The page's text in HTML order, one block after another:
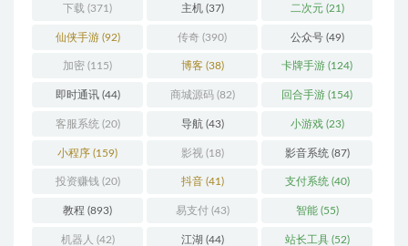
下载 (371) 主机(37) 二次元(21)
仙侠手游(92) 传奇 (390) 公众号(49)
加密 (115) 博客(38) 卡牌手游 (124)
即时通讯(44) 商城源码(82) 回合手游 (154)
客服系统 (20) 导航(43) 小游戏(23)
小程序 (159) 影视(18) 影音系统 (87)
投资赚钱 (20) 抖音(41) 支付系统 (40)
教程 (893) 易支付(43) 智能(55)
机器人 (42) 江湖 (44) 站长工具(52)